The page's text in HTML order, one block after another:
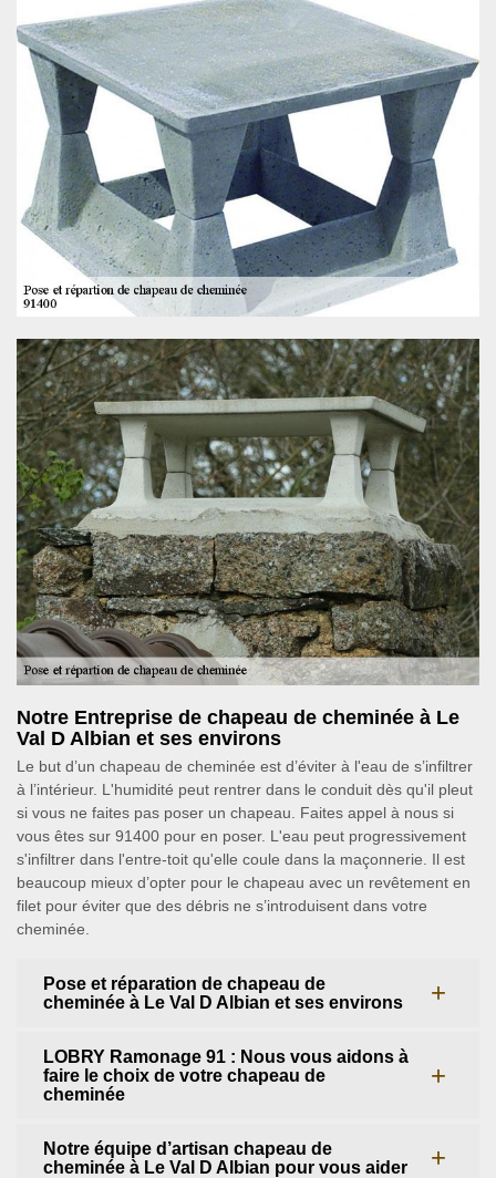
Notre Entreprise de chapeau de cheminée à Le
Val D Albian et ses environs
Le but d’un chapeau de cheminée est d’éviter à l'eau de s’infiltrer
à l’intérieur. L'humidité peut rentrer dans le conduit dès qu'il pleut
si vous ne faites pas poser un chapeau. Faites appel à nous si
vous êtes sur 91400 pour en poser. L'eau peut progressivement
s'infiltrer dans l'entre-toit qu'elle coule dans la maçonnerie. Il est
beaucoup mieux d’opter pour le chapeau avec un revêtement en
filet pour éviter que des débris ne s’introduisent dans votre
cheminée.
Pose et réparation de chapeau de
cheminée à Le Val D Albian et ses environs
LOBRY Ramonage 91 : Nous vous aidons à
faire le choix de votre chapeau de
cheminée
Notre équipe d’artisan chapeau de
cheminée à Le Val D Albian pour vous aider